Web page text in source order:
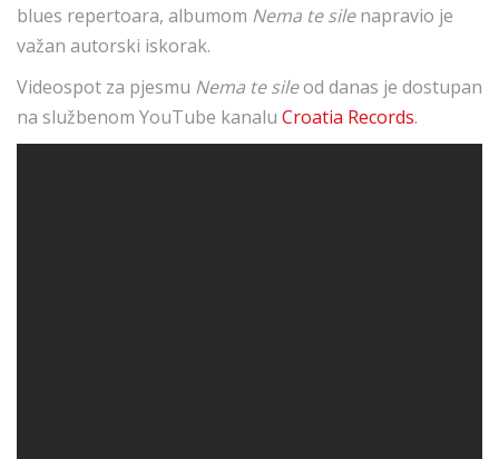
blues repertoara, albumom Nema te silenapravio je
važan autorski iskorak.
Videospot za pjesmu Nema te sileod danas je dostupan
na službenom YouTube kanalu Croatia Records.